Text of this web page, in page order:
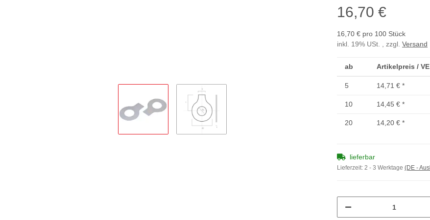
16,70 €
16,70 € pro 100 Stück
inkl. 19% USt. , zzgl. Versand
ab Artikelpreis /
5 14,71 € *
10 14,45 € *
20 14,20 € *
lieferbar
Lieferzeit: 2 - 3 Werktage (DE -